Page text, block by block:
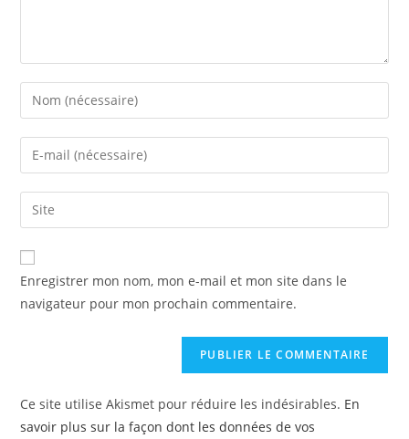
Enregistrer mon nom, mon e-mail et mon site dans le
navigateur pour mon prochain commentaire.
Ce site utilise Akismet pour réduire les indésirables. En
savoir plus sur la façon dont les données de vos